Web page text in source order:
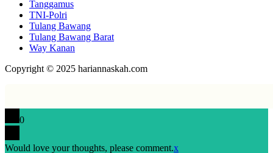
Tanggamus
TNI-Polri
Tulang Bawang
Tulang Bawang Barat
Way Kanan
Copyright © 2025 hariannaskah.com
0
Would love your thoughts, please comment.x